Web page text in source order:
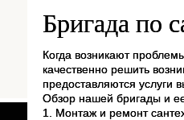
Бригада по
Когда возникают
качественно решить
предоставляются услуги
Обзор нашей бригады и
1. Монтаж и ремонт